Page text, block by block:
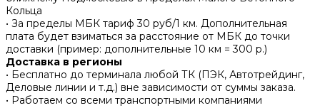
Кольца
• За пределы МБК тариф 30 руб/1 км. Дополнительная
плата будет взиматься за расстояние от МБК до точки
доставки (пример: дополнительные 10 км = 300 р.)
Доставка в регионы
• Бесплатно до терминала любой ТК (ПЭК, Автотрейдинг,
Деловые линии и т.д.) вне зависимости от суммы заказа.
• Работаем со всеми транспортными компаниями